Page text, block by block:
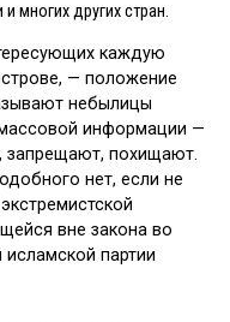
многих других стран.
каждую
— положение
небылицы
информации —
запреща­ют, похищают.
нет, если не
вне закона во
партии